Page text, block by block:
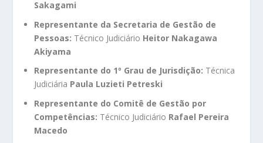
Sakagami
Representante da Secretaria de Gestão de
Pessoas: Técnico Judiciário Heitor Nakagawa
Akiyama
Representante do 1º Grau de Jurisdição: Técnica
Judiciária Paula Luzieti Petreski
Representante do Comitê de Gestão por
Competências: Técnico Judiciário Rafael Pereira
Macedo